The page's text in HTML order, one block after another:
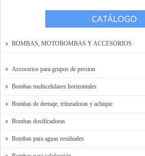
Solicitar presupuesto
CATÁLOGO
BOMBAS, MOTOBOMBAS Y ACCESORIOS
Accesorios para grupos de presion
Bombas multicelulares horizontales
Bombas de drenaje, trituradoras y achique
Bombas dosificadoras
Bombas para aguas residuales